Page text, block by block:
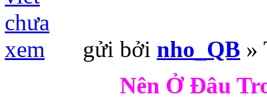
gửi bởi nho_QB »
Nên Ở Đâu